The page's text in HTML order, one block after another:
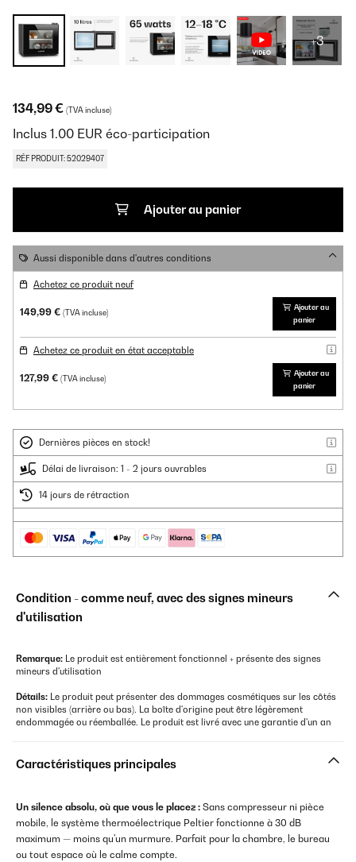
+3
134,99 € (TVA incluse)
Inclus 1.00 EUR éco-participation
RÉF PRODUIT: 52029407
Ajouter au panier
Aussi disponible dans d'autres conditions
Achetez ce produit neuf
149,99 € (TVA incluse)
Ajouter au
panier
Achetez ce produit en état acceptable
127,99 € (TVA incluse)
Ajouter au
panier
Dernières pièces en stock!
Délai de livraison: 1 - 2 jours ouvrables
14 jours de rétraction
Condition - comme neuf, avec des signes mineurs
d'utilisation
Remarque: Le produit est entièrement fonctionnel + présente des signes
mineurs d'utilisation
Détails: Le produit peut présenter des dommages cosmétiques sur les côtés
non visibles (arrière ou bas). La boîte d'origine peut être légèrement
endommagée ou réemballée. Le produit est livré avec une garantie d'un an
Caractéristiques principales
Un silence absolu, où que vous le placez : Sans compresseur ni pièce
mobile, le système thermoélectrique Peltier fonctionne à 30 dB
maximum — moins qu'un murmure. Parfait pour la chambre, le bureau
ou tout espace où le calme compte.